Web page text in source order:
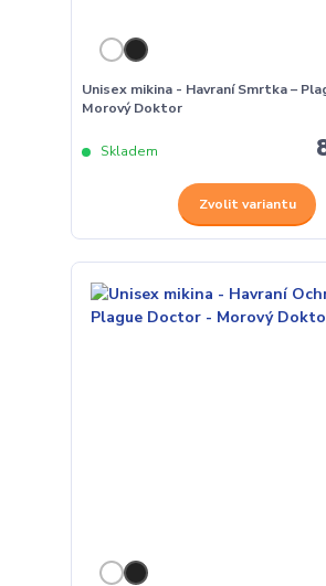
Unisex mikina - Havraní Smrtka –
Morový Doktor
Skladem
Zvolit variantu